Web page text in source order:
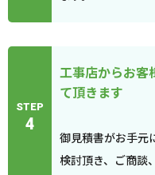
STEP
4
工事店からお客
て頂きます
御見積書がお手元
検討頂き、ご商談